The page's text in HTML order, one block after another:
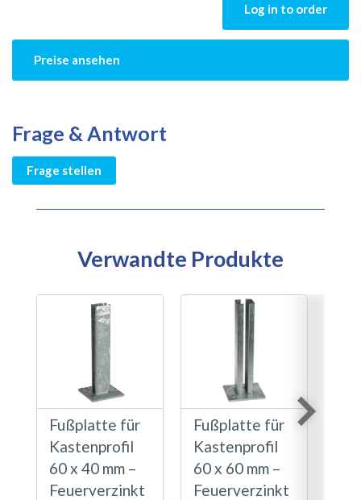
Log in to order
Preise ansehen
Frage & Antwort
Frage stellen
Verwandte Produkte
Fußplatte für
Kastenprofil
60 x 40 mm –
Feuerverzinkt
Fußplatte für
Kastenprofil
60 x 60 mm –
Feuerverzinkt